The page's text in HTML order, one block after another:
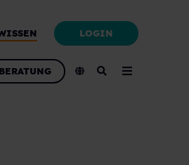
LOGIN